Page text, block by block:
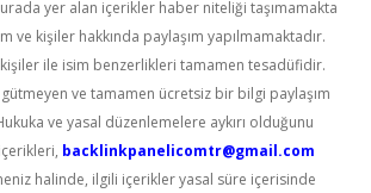
yer alan içerikler haber niteliği taşımamakta
ve kişiler hakkında paylaşım yapılmamaktadır.
ile isim benzerlikleri tamamen tesadüfidir.
gütmeyen ve tamamen ücretsiz bir bilgi paylaşım
ve yasal düzenlemelere aykırı olduğunu
backlinkpanelicomtr@gmail.com
halinde, ilgili içerikler yasal süre içerisinde